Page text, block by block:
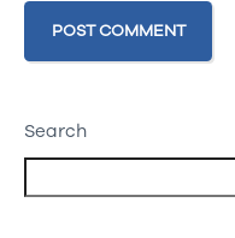
Search